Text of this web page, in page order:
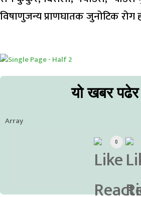
विषाणुजन्य प्राणघातक जुनोटिक रोग
यो खबर
Array
0